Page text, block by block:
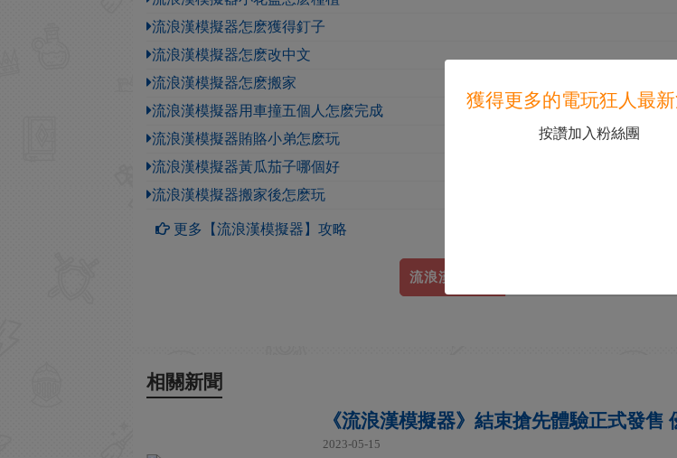
流浪漢模擬器怎麽獲得釘子
流浪漢模擬器怎麽改中文
流浪漢模擬器怎麽搬家
流浪漢模擬器用車撞五個人怎麽完成
流浪漢模擬器賄賂小弟怎麽玩
流浪漢模擬器黃瓜茄子哪個好
流浪漢模擬器搬家後怎麽玩
更多【流浪漢模擬器】攻略
流浪漢模擬器
相關新聞
《流浪漢模擬器》結束搶先體驗正式發售
2023-05-15
獲得更多的電玩狂人最
按讚加入粉絲團